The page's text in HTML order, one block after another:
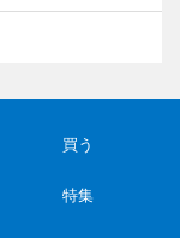
買う
特集